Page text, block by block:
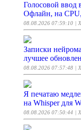
Голосовой ввод
Офлайн, на CPU,
08.08.2026 07:59:10 |
Записки
лучшее
08.08.2026 07:57:48 |
Я печатаю
на Whisper для
08.08.2026 07:50:44 |